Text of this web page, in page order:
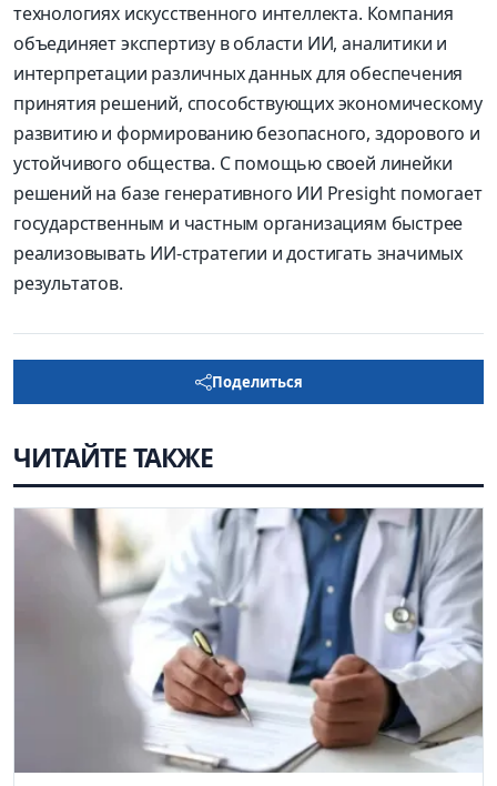
технологиях искусственного интеллекта. Компания
объединяет экспертизу в области ИИ, аналитики и
интерпретации различных данных для обеспечения
принятия решений, способствующих экономическому
развитию и формированию безопасного, здорового и
устойчивого общества. С помощью своей линейки
решений на базе генеративного ИИ Presight помогает
государственным и частным организациям быстрее
реализовывать ИИ-стратегии и достигать значимых
результатов.
Поделиться
ЧИТАЙТЕ ТАКЖЕ